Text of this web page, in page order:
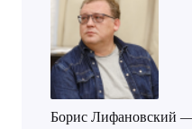
Борис Лифановский